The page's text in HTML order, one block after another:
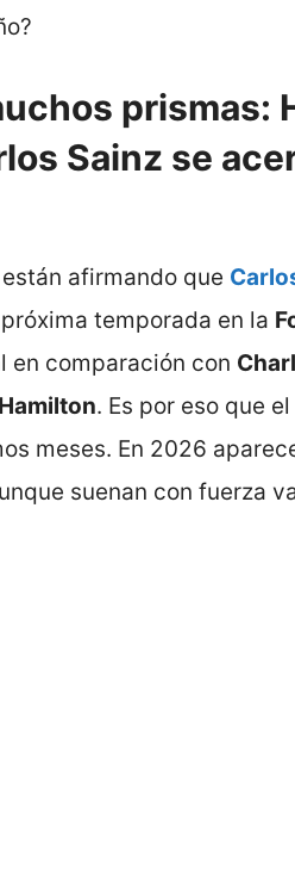
prismas:
Sainz se
afirmando que
temporada en la
en comparación con
. Es por eso que
meses. En 2026
suenan con fuerza